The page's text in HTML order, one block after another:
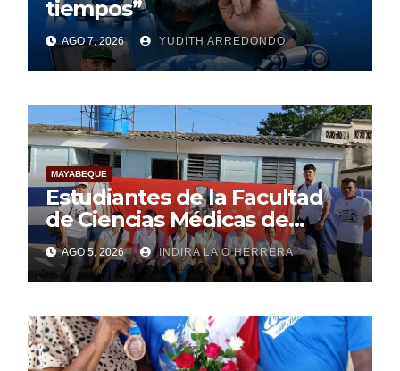
tiempos”
AGO 7, 2026 YUDITH ARREDONDO
MAYABEQUE
Estudiantes de la Facultad
de Ciencias Médicas de
Mayabeque realizan
pesquisa
AGO 5, 2026 INDIRA LA O HERRERA